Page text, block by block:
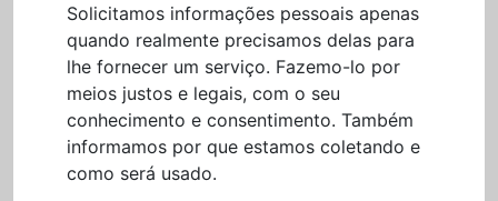
Solicitamos informações pessoais apenas
quando realmente precisamos delas para
lhe fornecer um serviço. Fazemo-lo por
meios justos e legais, com o seu
conhecimento e consentimento. Também
informamos por que estamos coletando e
como será usado.